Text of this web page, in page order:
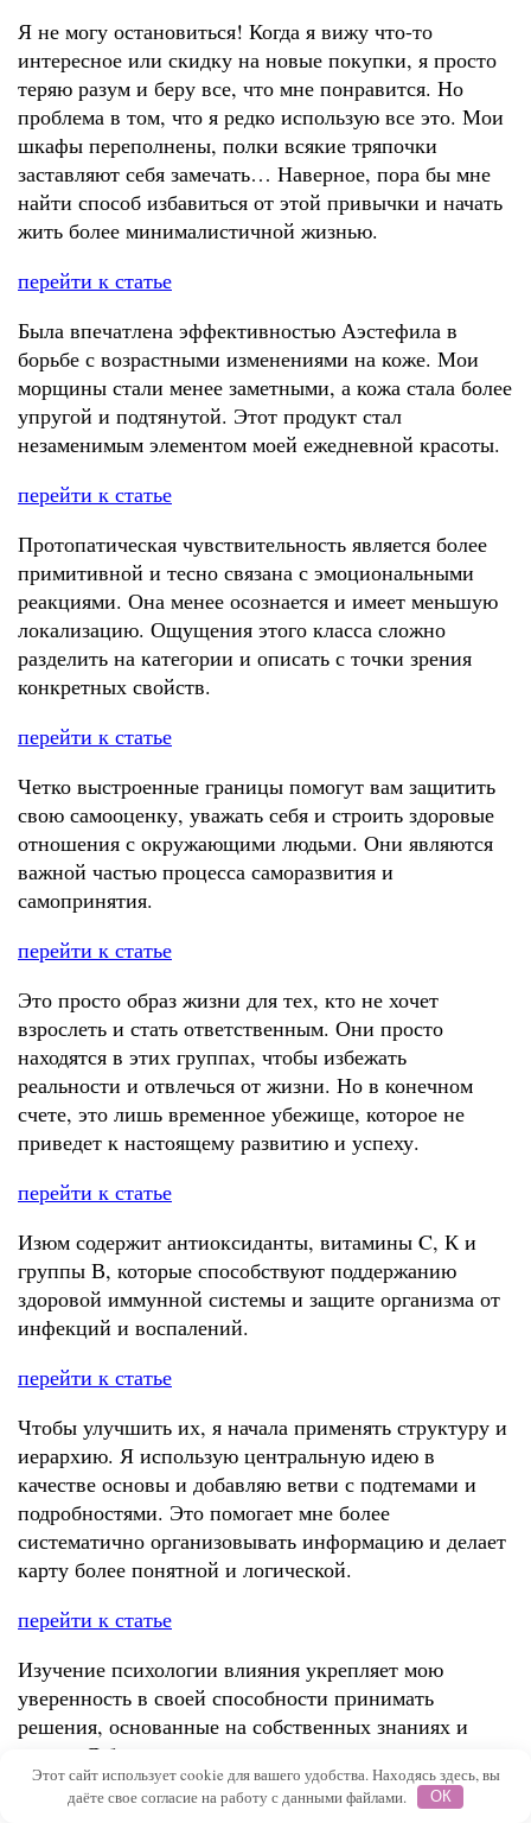
Я не могу остановиться! Когда я вижу что-то
интересное или скидку на новые покупки, я просто
теряю разум и беру все, что мне понравится. Но
проблема в том, что я редко использую все это. Мои
шкафы переполнены, полки всякие тряпочки
заставляют себя замечать… Наверное, пора бы мне
найти способ избавиться от этой привычки и начать
жить более минималистичной жизнью.
перейти к статье
Была впечатлена эффективностью Аэстефила в
борьбе с возрастными изменениями на коже. Мои
морщины стали менее заметными, а кожа стала более
упругой и подтянутой. Этот продукт стал
незаменимым элементом моей ежедневной красоты.
перейти к статье
Протопатическая чувствительность является более
примитивной и тесно связана с эмоциональными
реакциями. Она менее осознается и имеет меньшую
локализацию. Ощущения этого класса сложно
разделить на категории и описать с точки зрения
конкретных свойств.
перейти к статье
Четко выстроенные границы помогут вам защитить
свою самооценку, уважать себя и строить здоровые
отношения с окружающими людьми. Они являются
важной частью процесса саморазвития и
самопринятия.
перейти к статье
Это просто образ жизни для тех, кто не хочет
взрослеть и стать ответственным. Они просто
находятся в этих группах, чтобы избежать
реальности и отвлечься от жизни. Но в конечном
счете, это лишь временное убежище, которое не
приведет к настоящему развитию и успеху.
перейти к статье
Изюм содержит антиоксиданты, витамины C, К и
группы В, которые способствуют поддержанию
здоровой иммунной системы и защите организма от
инфекций и воспалений.
перейти к статье
Чтобы улучшить их, я начала применять структуру и
иерархию. Я использую центральную идею в
качестве основы и добавляю ветви с подтемами и
подробностями. Это помогает мне более
систематично организовывать информацию и делает
карту более понятной и логической.
перейти к статье
Изучение психологии влияния укрепляет мою
уверенность в своей способности принимать
решения, основанные на собственных знаниях и
опыте. Я больше доверяю своим интуитивным
ощущениям и стараюсь быть более аналитической в
оценке информации и мнений, представленных
Этот сайт использует cookie для вашего удобства. Находясь здесь, вы
даёте свое согласие на работу с данными файлами.
ОК